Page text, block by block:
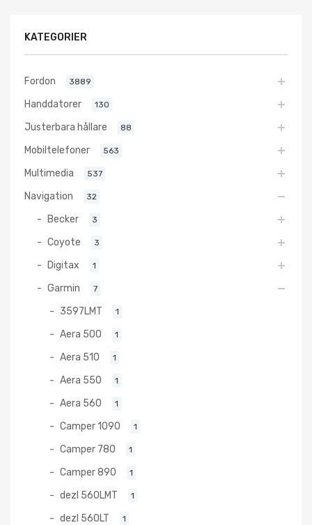
KATEGORIER
Fordon 3889
Handdatorer 130
Justerbara hållare 88
Mobiltelefoner 563
Multimedia 537
Navigation 32
Becker 3
Coyote 3
Digitax 1
Garmin 7
3597LMT 1
Aera 500 1
Aera 510 1
Aera 550 1
Aera 560 1
Camper 1090 1
Camper 780 1
Camper 890 1
dezl 560LMT 1
dezl 560LT 1